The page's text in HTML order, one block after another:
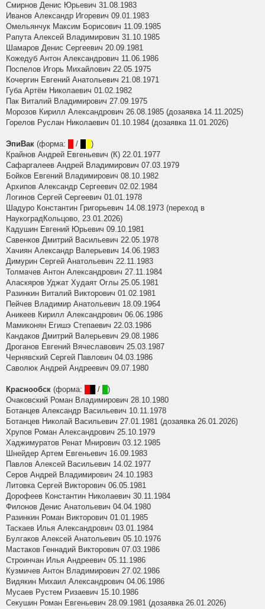
Смирнов Денис Юрьевич 31.08.1983
Иванов Александр Игоревич 09.01.1983
Омельянчук Максим Борисович 11.09.1985
Рапута Алексей Владимирович 31.10.1985
Шамаров Денис Сергеевич 20.09.1981
Кожедуб Антон Александрович 11.06.1986
Поспелов Игорь Михайлович 22.05.1975
Кочергин Евгений Анатольевич 21.08.1971
Губа Артём Николаевич 01.02.1982
Пак Виталий Владимирович 27.09.1975
Морозов Кирилл Александрович 26.08.1985 (дозаявка 14.11.2025)
Горелов Руслан Николаевич 01.10.1984 (дозаявка 11.01.2026)
ЭпиВак (форма: /
)
Крайнов Андрей Евгеньевич (К) 22.01.1977
Сафаргалеев Андрей Владимирович 07.03.1979
Бойков Евгений Владимирович 08.10.1982
Архипов Александр Сергеевич 02.02.1984
Логинов Сергей Сергеевич 01.01.1978
Шадуро Константин Григорьевич 14.08.1973 (переход в
НаукоградКольцово, 23.01.2026)
Кадушин Евгений Юрьевич 09.10.1981
Савенков Дмитрий Васильевич 22.05.1978
Хачиян Александр Валерьевич 14.06.1983
Димурин Сергей Анатольевич 22.11.1983
Толмачев Антон Александрович 27.11.1984
Аласкяров Уджат Худаят Оглы 25.05.1981
Разинкин Виталий Викторович 01.02.1981
Пейчев Владимир Анатольевич 18.09.1964
Аникеев Кирилл Александрович 06.06.1986
Мамиконян Егишэ Степаевич 22.03.1986
Кандаков Дмитрий Валерьевич 29.08.1986
Дроганов Евгений Вячеславович 25.03.1987
Чернявский Сергей Павлович 04.03.1986
Саволюк Андрей Андреевич 09.07.1980
Краснообск (форма: /
)
Очаковский Роман Владимирович 28.10.1980
Ботанцев Александр Васильевич 10.11.1978
Ботанцев Николай Васильевич 27.01.1981 (дозаявка 26.01.2026)
Хрупов Роман Александрович 25.10.1979
Хаджимуратов Ренат Мнирович 03.12.1985
Шнейдер Артем Евгеньевич 16.09.1983
Павлов Алексей Васильевич 14.02.1977
Серов Андрей Владимирович 24.10.1983
Литовка Сергей Викторович 06.05.1981
Дорофеев Константин Николаевич 30.11.1984
Филонов Денис Анатольевич 04.04.1980
Разинкин Роман Викторович 01.01.1985
Таскаев Илья Александрович 03.01.1984
Булгаков Алексей Анатольевич 05.10.1976
Мастаков Геннадий Викторович 07.03.1986
Строинчан Илья Андреевич 05.11.1986
Кузмичев Антон Владимирович 27.02.1986
Видякин Михаил Александрович 04.06.1986
Мусаев Рустем Ризаевич 15.10.1986
Секушин Роман Евгеньевич 28.09.1981 (дозаявка 26.01.2026)